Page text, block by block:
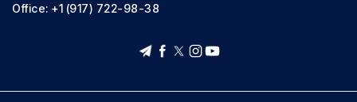
Office: +1 (917) 722-98-38